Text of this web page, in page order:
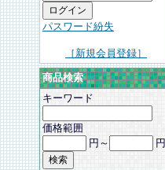
パスワード紛失
［新規会員登録］
商品検索
キーワード
価格範囲
円～
円